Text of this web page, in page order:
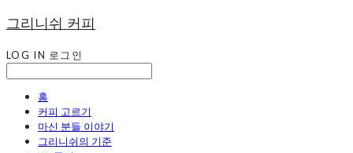
그리니쉬 커피
LOG IN 로그인
홈
커피 고르기
마신 분들 이야기
그리니쉬의 기준